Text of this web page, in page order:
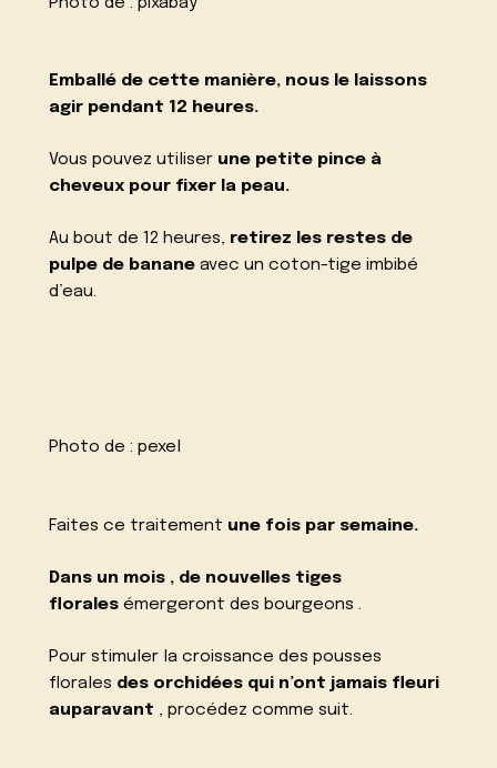
Emballé de cette manière, nous le laissons
agir pendant 12 heures.
Vous pouvez utiliser une petite pince à
cheveux pour fixer la peau.
Au bout de 12 heures, retirez les restes de
pulpe de banane avec un coton-tige imbibé
d’eau.
Photo de :pexel
Faites ce traitement une fois par semaine.
Dans un mois , de nouvelles tiges
florales émergeront des bourgeons .
Pour stimuler la croissance des pousses
florales des orchidées qui n’ont jamais fleuri
auparavant , procédez comme suit.